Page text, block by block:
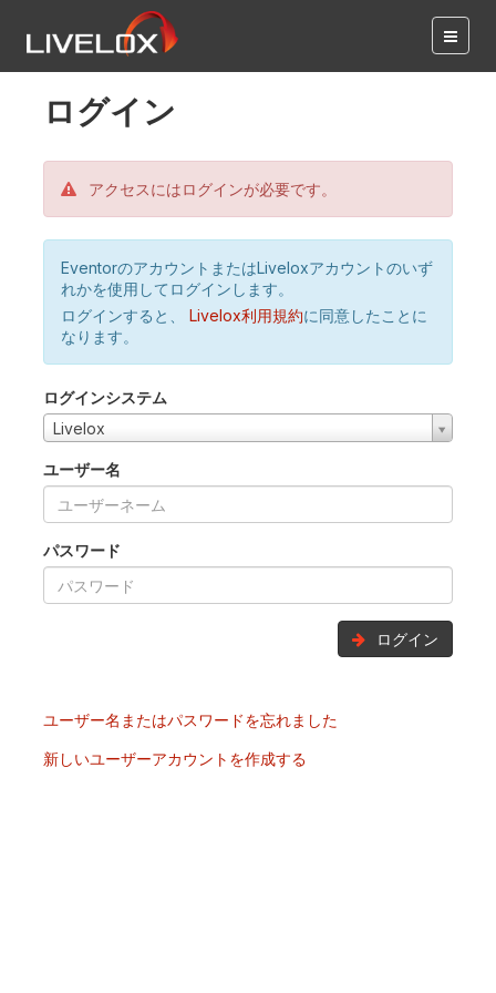
ログイン
アクセスにはログインが必要です。
EventorのアカウントまたはLiveloxアカウントのいず
れかを使用してログインします。
ログインすると、
Livelox利用規約に同意したことに
なります。
ログインシステム
Livelox
ユーザー名
パスワード
ログイン
ユーザー名またはパスワードを忘れました
新しいユーザーアカウントを作成する